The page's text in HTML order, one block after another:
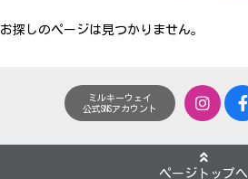
お探しのページは見つかりません。
ミルキーウェイ
公式SNSアカウント
ページトップへ